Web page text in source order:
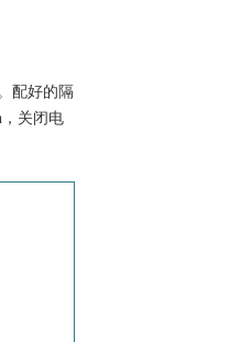
配好的隔
关闭电